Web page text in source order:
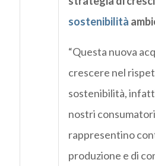
sostenibilità
“Questa nuova
crescere nel
sostenibilità,
nostri
rappresentino
produzione e di